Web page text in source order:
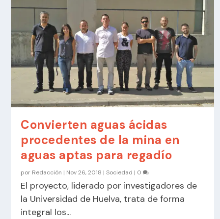
Convierten aguas ácidas
procedentes de la mina en
aguas aptas para regadío
por Redacción | Nov 26, 2018 |Sociedad | 0
El proyecto, liderado por investigadores de
la Universidad de Huelva, trata de forma
integral los...